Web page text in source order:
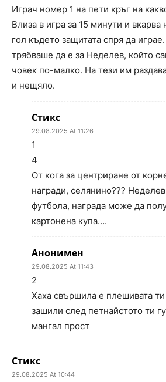
Играч номер 1 на пети кръг на
Влиза в игра за 15 минути и
гол където защитата спря да
трябваше да е за Неделев, който
човек по-малко. На тези им
и нещяло.
Стикс
29.08.2025 At 11:26
1
4
От кога за центриране от
награди, селянино???
футбола, награда може да
картонена купа….
Анонимен
29.08.2025 At 11:43
2
Хаха свършила е плешивата
зашили след петнайстото ти
мангал прост
Стикс
29.08.2025 At 10:44